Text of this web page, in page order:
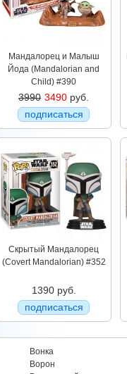
Мандалорец и Малыш
Йода (Mandalorian and
Child) #390
3990 3490 руб.
подписаться
Скрытый Мандалорец
(Covert Mandalorian) #352
1390 руб.
подписаться
Вонка
Ворон